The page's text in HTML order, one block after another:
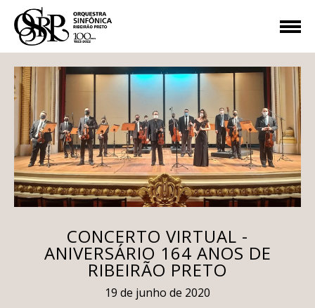
CONCERTO VIRTUAL -
ANIVERSÁRIO 164 ANOS DE
RIBEIRÃO PRETO
19 de junho de 2020